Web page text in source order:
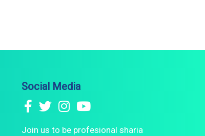
Social Media
Join us to be profesional sharia